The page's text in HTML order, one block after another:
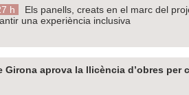
h
Els panells, creats en el marc del
una experiència inclusiva
Girona aprova la llicència d’obres